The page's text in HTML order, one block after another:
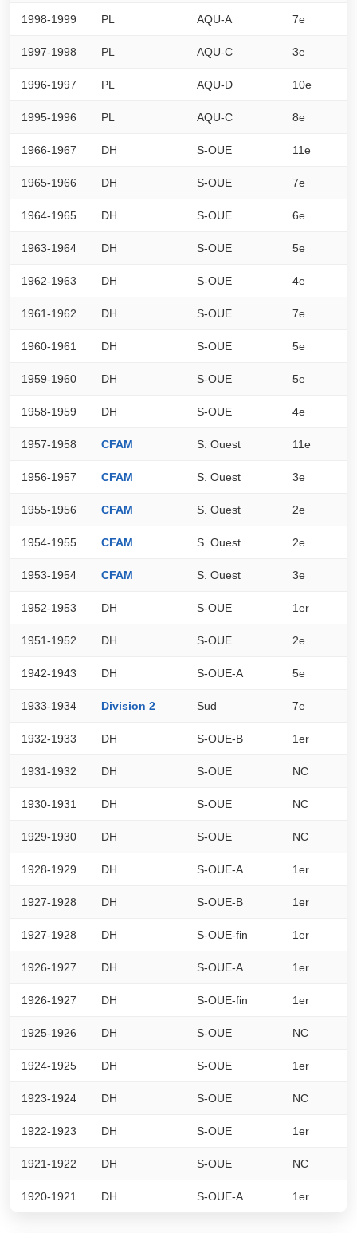
1998-1999 PL AQU-A 7e
1997-1998 PL AQU-C 3e
1996-1997 PL AQU-D 10e
1995-1996 PL AQU-C 8e
1966-1967 DH S-OUE 11e
1965-1966 DH S-OUE 7e
1964-1965 DH S-OUE 6e
1963-1964 DH S-OUE 5e
1962-1963 DH S-OUE 4e
1961-1962 DH S-OUE 7e
1960-1961 DH S-OUE 5e
1959-1960 DH S-OUE 5e
1958-1959 DH S-OUE 4e
1957-1958 CFAM S. Ouest 11e
1956-1957 CFAM S. Ouest 3e
1955-1956 CFAM S. Ouest 2e
1954-1955 CFAM S. Ouest 2e
1953-1954 CFAM S. Ouest 3e
1952-1953 DH S-OUE 1er
1951-1952 DH S-OUE 2e
1942-1943 DH S-OUE-A 5e
1933-1934 Division 2 Sud 7e
1932-1933 DH S-OUE-B 1er
1931-1932 DH S-OUE NC
1930-1931 DH S-OUE NC
1929-1930 DH S-OUE NC
1928-1929 DH S-OUE-A 1er
1927-1928 DH S-OUE-B 1er
1927-1928 DH S-OUE-fin 1er
1926-1927 DH S-OUE-A 1er
1926-1927 DH S-OUE-fin 1er
1925-1926 DH S-OUE NC
1924-1925 DH S-OUE 1er
1923-1924 DH S-OUE NC
1922-1923 DH S-OUE 1er
1921-1922 DH S-OUE NC
1920-1921 DH S-OUE-A 1er